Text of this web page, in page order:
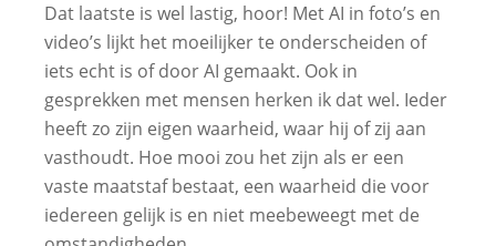
Dat laatste is wel lastig, hoor! Met AI in foto’s en
video’s lijkt het moeilijker te onderscheiden of
iets echt is of door AI gemaakt. Ook in
gesprekken met mensen herken ik dat wel. Ieder
heeft zo zijn eigen waarheid, waar hij of zij aan
vasthoudt. Hoe mooi zou het zijn als er een
vaste maatstaf bestaat, een waarheid die voor
iedereen gelijk is en niet meebeweegt met de